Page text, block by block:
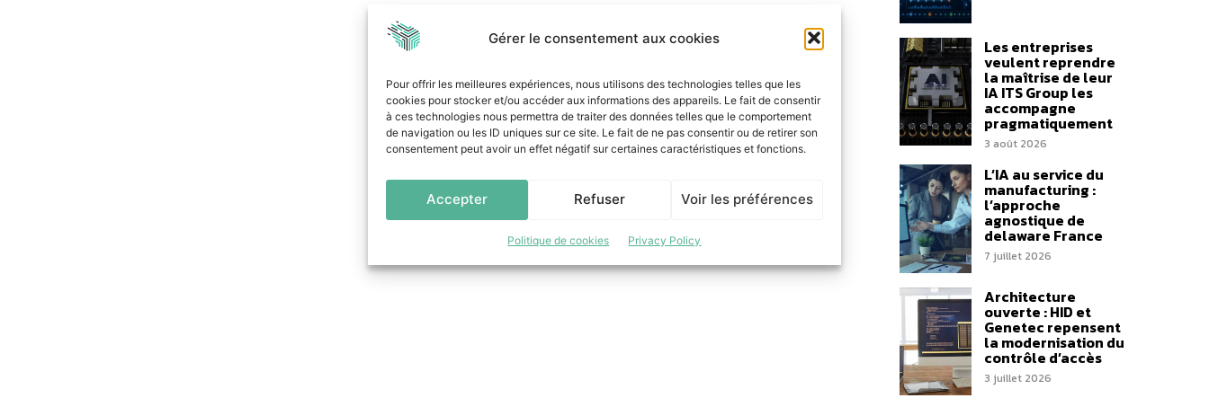
Gérer le consentement aux cookies
Pour offrir les meilleures expériences, nous utilisons des technologies telles que les
cookies pour stocker et/ou accéder aux informations des appareils. Le fait de consentir
à ces technologies nous permettra de traiter des données telles que le comportement
de navigation ou les ID uniques sur ce site. Le fait de ne pas consentir ou de retirer son
consentement peut avoir un effet négatif sur certaines caractéristiques et fonctions.
Accepter Refuser Voir les préférences
Politique de cookies Privacy Policy
Les entreprises
veulent reprendre
la maîtrise de leur
IA ITS Group les
accompagne
pragmatiquement
3 août 2026
L’IA au service du
manufacturing :
l’approche
agnostique de
delaware France
7 juillet 2026
Architecture
ouverte : HID et
Genetec repensent
la modernisation du
contrôle d’accès
3 juillet 2026